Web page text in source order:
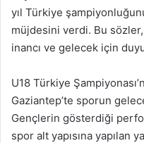
yıl Türkiye
müjdesini verdi. Bu
inancı ve gelecek için
U18 Türkiye
Gaziantep’te sporun
Gençlerin gösterdiği
spor alt yapısına yapılan